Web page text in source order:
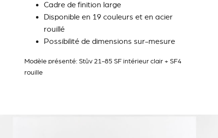
Cadre de finition large
Disponible en 19 couleurs et en acier
rouillé
Possibilité de dimensions sur-mesure
Modèle présenté: Stûv 21-85 SF intérieur clair + SF4
rouille